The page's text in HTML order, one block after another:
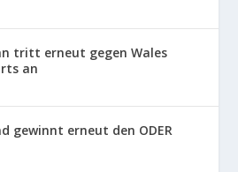
tritt erneut gegen Wales
an
gewinnt erneut den ODER